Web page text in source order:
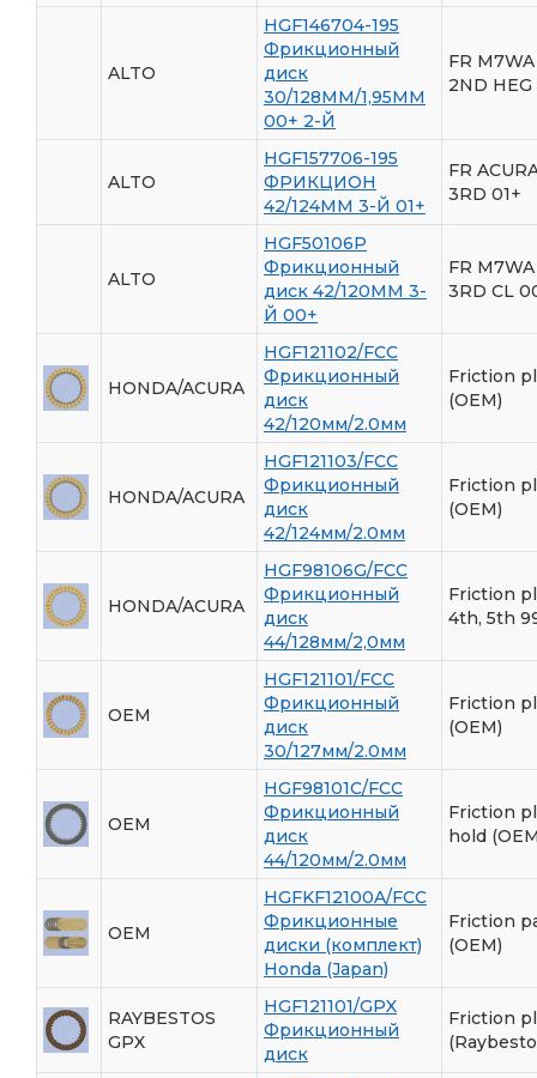
ALTO
HGF146704-195
Фрикционный
диск
30/128ММ/1,95ММ
00+ 2-Й
FR
2ND
ALTO
HGF157706-195
ФРИКЦИОН
42/124ММ 3-Й 01+
FR
3RD 01+
ALTO
HGF50106P
Фрикционный
диск 42/120ММ 3-
Й 00+
FR
3RD CL
HONDA/ACURA
HGF121102/FCC
Фрикционный
диск
42/120мм/2.0мм
Friction
(OEM)
HONDA/ACURA
HGF121103/FCC
Фрикционный
диск
42/124мм/2.0мм
Friction
(OEM)
HONDA/ACURA
HGF98106G/FCC
Фрикционный
диск
44/128мм/2,0мм
Friction
4th, 5th
OEM
HGF121101/FCC
Фрикционный
диск
30/127мм/2.0мм
Friction
(OEM)
OEM
HGF98101C/FCC
Фрикционный
диск
44/120мм/2.0мм
Friction
hold
OEM
HGFKF12100A/FCC
Фрикционные
диски (комплект)
Honda (Japan)
Friction
(OEM)
RAYBESTOS
GPX
HGF121101/GPX
Фрикционный
диск
Friction